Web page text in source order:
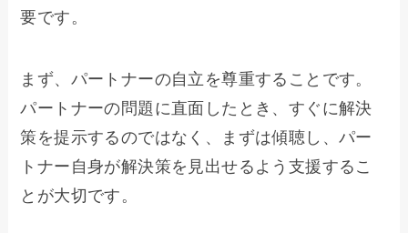
要です。
まず、パートナーの自立を尊重することです。
パートナーの問題に直面したとき、すぐに解決
策を提示するのではなく、まずは傾聴し、パー
トナー自身が解決策を見出せるよう支援するこ
とが大切です。